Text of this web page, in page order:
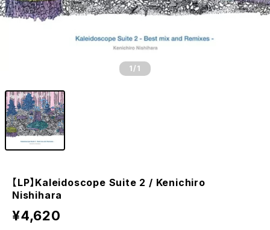
1 /1
【LP】Kaleidoscope Suite 2 / Kenichiro
Nishihara
¥4,620